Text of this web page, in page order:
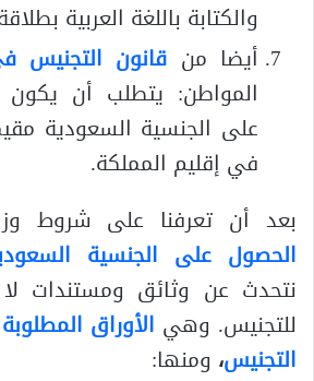
والكتابة باللغة العربية
أيضا من قانون التجنيس
المواطن: يتطلب أن يكون
على الجنسية السعودية
في إقليم المملكة.
بعد أن تعرفنا على شروط
الحصول على الجنسية
نتحدث عن وثائق ومستندات
للتجنيس. وهي الأوراق
التجنيس، ومنها: